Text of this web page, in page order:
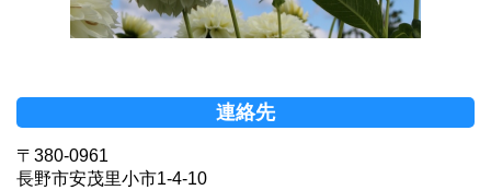
連絡先
〒380-0961
長野市安茂里小市1-4-10